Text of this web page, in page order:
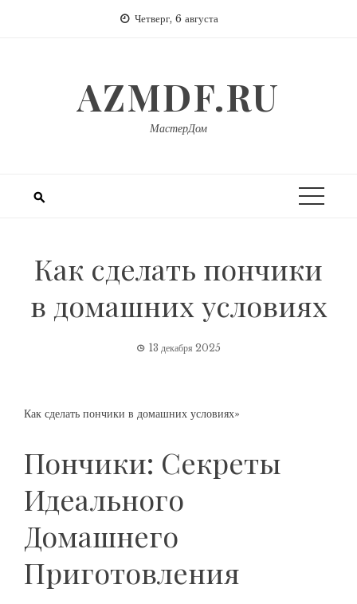
Четверг, 6 августа
AZMDF.RU
МастерДом
Как сделать пончики
в домашних условиях
13 декабря 2025
Как сделать пончики в домашних условиях»
Пончики: Секреты
Идеального
Домашнего
Приготовления